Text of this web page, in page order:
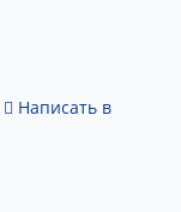
Написать в